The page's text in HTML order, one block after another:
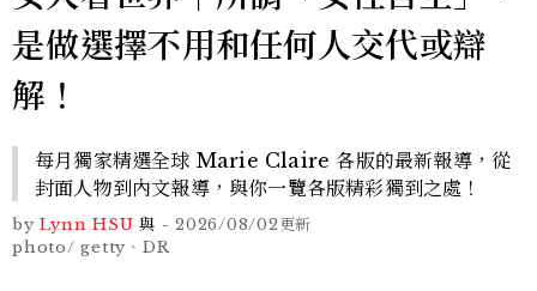
是做選擇不用和任何人交代或辯
解！
每月獨家精選全球 Marie Claire 各版的最新報導，從
封面人物到內文報導，與你一覽各版精彩獨到之處！
by Lynn HSU 與 - 2026/08/02更新
photo/ getty、DR